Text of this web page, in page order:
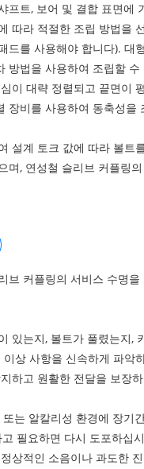
프트, 보어 및 결합 표면에
따라 적절한 조립 방법을
드를 사용해야 합니다).
방법을 사용하여 조립할 수
이 대략 정렬되고 끝면이
장비를 사용하여 동축성
설계 토크 값에 따라 볼
며, 연성철 슬리브 커플링
브 커플링의 서비스 수명
있는지, 볼트가 풀렸는지,
상 사항을 신속하게 파악
하고 원활한 전달을 보장
는 알칼리성 환경에 장기
필요하면 다시 도포하십
상적인 소음이나 과도한